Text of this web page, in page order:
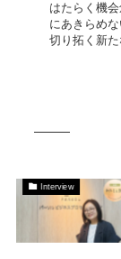
はたらく機
にあきらめ
切り拓く新
Interview